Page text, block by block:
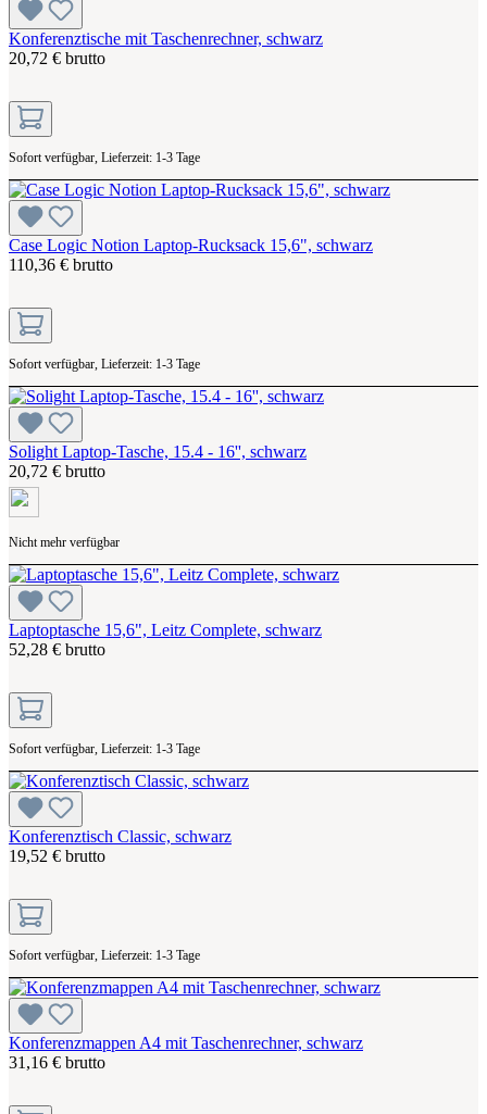
Konferenztische mit Taschenrechner, schwarz
20,72 € brutto
Sofort verfügbar, Lieferzeit: 1-3 Tage
Case Logic Notion Laptop-Rucksack 15,6", schwarz
110,36 € brutto
Sofort verfügbar, Lieferzeit: 1-3 Tage
Solight Laptop-Tasche, 15.4 - 16'', schwarz
20,72 € brutto
Nicht mehr verfügbar
Laptoptasche 15,6", Leitz Complete, schwarz
52,28 € brutto
Sofort verfügbar, Lieferzeit: 1-3 Tage
Konferenztisch Classic, schwarz
19,52 € brutto
Sofort verfügbar, Lieferzeit: 1-3 Tage
Konferenzmappen A4 mit Taschenrechner, schwarz
31,16 € brutto